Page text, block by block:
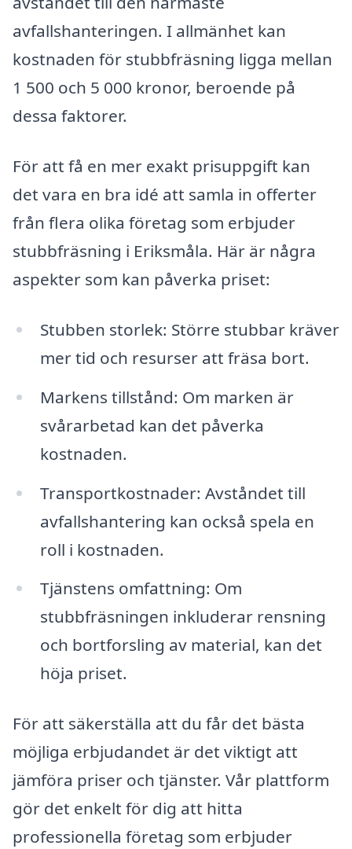
avfallshanteringen. I allmänhet kan
kostnaden för stubbfräsning ligga mellan
1 500 och 5 000 kronor, beroende på
dessa faktorer.
För att få en mer exakt prisuppgift kan
det vara en bra idé att samla in offerter
från flera olika företag som erbjuder
stubbfräsning i Eriksmåla. Här är några
aspekter som kan påverka priset:
Stubben storlek: Större stubbar kräver
mer tid och resurser att fräsa bort.
Markens tillstånd: Om marken är
svårarbetad kan det påverka
kostnaden.
Transportkostnader: Avståndet till
avfallshantering kan också spela en
roll i kostnaden.
Tjänstens omfattning: Om
stubbfräsningen inkluderar rensning
och bortforsling av material, kan det
höja priset.
För att säkerställa att du får det bästa
möjliga erbjudandet är det viktigt att
jämföra priser och tjänster. Vår plattform
gör det enkelt för dig att hitta
professionella företag som erbjuder